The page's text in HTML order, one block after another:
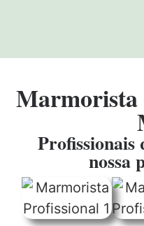
Marmorista
Profissionais
nossa